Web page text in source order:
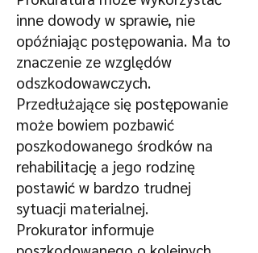
inne dowody w sprawie, nie
opóźniając postępowania. Ma to
znaczenie ze względów
odszkodowawczych.
Przedłużające się postępowanie
może bowiem pozbawić
poszkodowanego środków na
rehabilitację a jego rodzinę
postawić w bardzo trudnej
sytuacji materialnej.
Prokurator informuje